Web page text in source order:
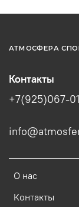
АТМОСФЕРА
О нас
Контакты
Контакты
+7(925)067-